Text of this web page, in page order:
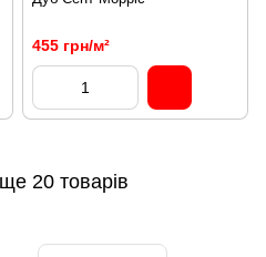
455 грн/м²
20 товарів